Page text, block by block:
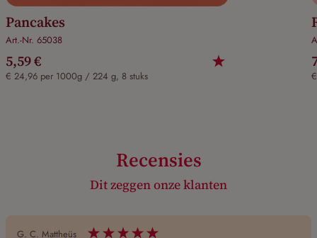
Pancakes
Art.-Nr. 65038
5,59 €
€ 24,96 per 1000g / 224 g, 8 stuks
Recensies
Dit zeggen onze klanten
G. C. Mattheüs